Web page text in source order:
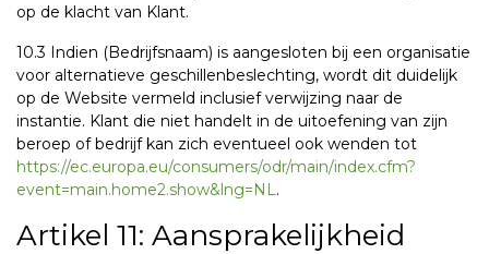
op de klacht van Klant.
10.3 Indien (Bedrijfsnaam) is aangesloten bij een organisatie
voor alternatieve geschillenbeslechting, wordt dit duidelijk
op de Website vermeld inclusief verwijzing naar de
instantie. Klant die niet handelt in de uitoefening van zijn
beroep of bedrijf kan zich eventueel ook wenden tot
https://ec.europa.eu/consumers/odr/main/index.cfm?
event=main.home2.show&lng=NL.
Artikel 11: Aansprakelijkheid